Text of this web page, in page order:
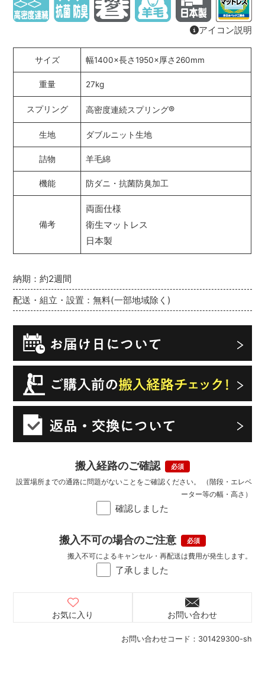
お問い合わせコード： 301429300-sh
納期：約2週間
配送・組立・設置：無料(一部地域除く)
搬入経路のご確認
確認しました
設置場所までの通路に問題がないことをご確認ください。 （階段・エレベ
ーター等の幅・高さ）
搬入不可の場合のご注意
了承しました
搬入不可によるキャンセル・再配送は費用が発生します。
お気に入り お問い合わせ
アイコン説明
サイズ 幅1400×長さ1950×厚さ260mm
重量 27kg
スプリング 高密度連続スプリング®
生地 ダブルニット生地
詰物 羊毛綿
機能 防ダニ・抗菌防臭加工
備考
両面仕様
衛生マットレス
日本製